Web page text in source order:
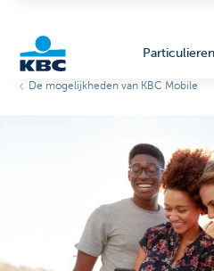
Particulieren
De mogelijkheden van KBC Mobile